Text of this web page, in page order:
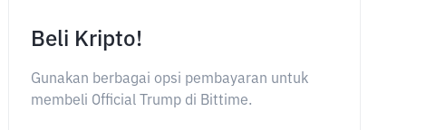
Beli Kripto!
Gunakan berbagai opsi pembayaran untuk
membeli Official Trump di Bittime.